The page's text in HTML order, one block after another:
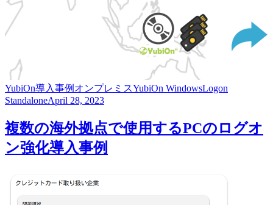
YubiOn導入事例 オンプレミスYubiOn WindowsLogon
StandaloneApril 28, 2023
複数の海外拠点で使用するPCのログオ
ン強化導入事例